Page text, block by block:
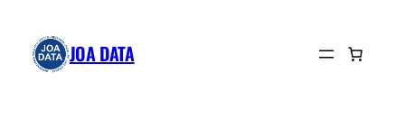
innhold
JOA DATA